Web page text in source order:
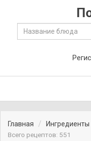
Главная Ингредиенты
Всего рецептов: 551